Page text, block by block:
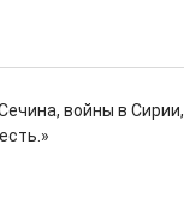
войны в Сирии,